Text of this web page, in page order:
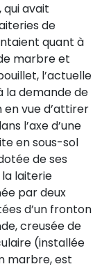
avait
de
quant à
marbre et
l’actuelle
la demande de
en vue d’attirer
l’axe d’une
en sous-sol
de ses
laiterie
par deux
d’un fronton
creusée de
(installée
marbre, est